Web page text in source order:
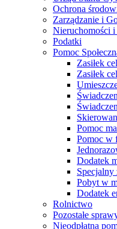
Ochrona
Zarządzanie i
Nieruchomości
Podatki
Pomoc
Zasiłek
Zasiłek
Pomoc
Pomoc w
Dodatek
Specjalny
Pobyt w
Dodatek
Rolnictwo
Pozostałe
Nieodpłatna